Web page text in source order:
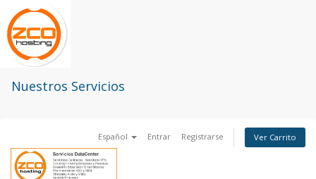
Nuestros Servicios
Español Entrar Registrarse Ver Carrito